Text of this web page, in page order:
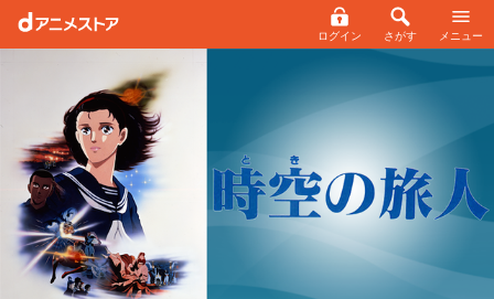
ログイン さがす メニュー